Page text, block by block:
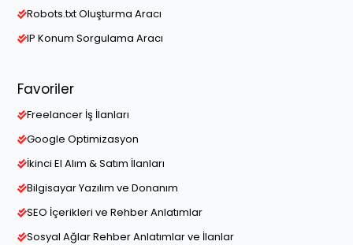
Robots.txt Oluşturma Aracı
IP Konum Sorgulama Aracı
Favoriler
Freelancer İş İlanları
Google Optimizasyon
İkinci El Alım & Satım İlanları
Bilgisayar Yazılım ve Donanım
SEO İçerikleri ve Rehber Anlatımlar
Sosyal Ağlar Rehber Anlatımlar ve İlanlar